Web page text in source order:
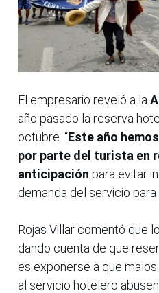
El empresario reveló a la
año pasado la reserva
octubre. “Este año
por parte del turista en
anticipación para evitar
demanda del servicio para
Rojas Villar comentó que
dando cuenta de que
es exponerse a que
al servicio hotelero